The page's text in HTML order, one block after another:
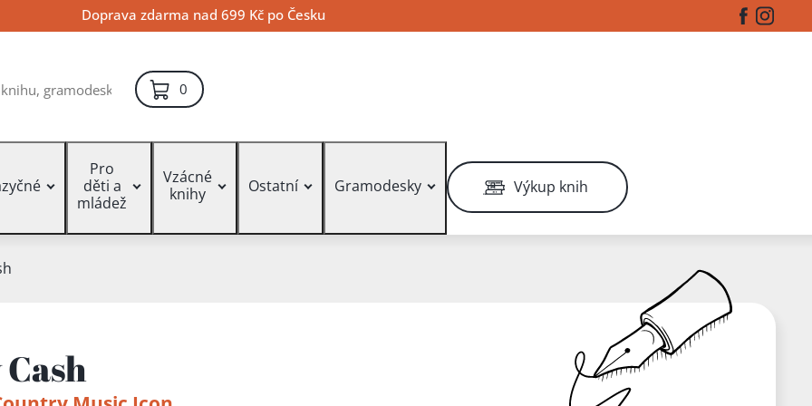
Doprava zdarma nad 699 Kč po Česku Facebook
0položek – košík
Pro
děti a
mládež
Vzácné
knihy
Ostatní Gramodesky Výkup knih